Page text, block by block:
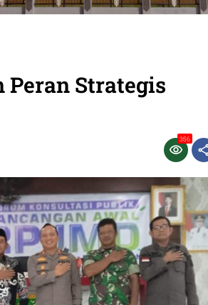
Strategis
356